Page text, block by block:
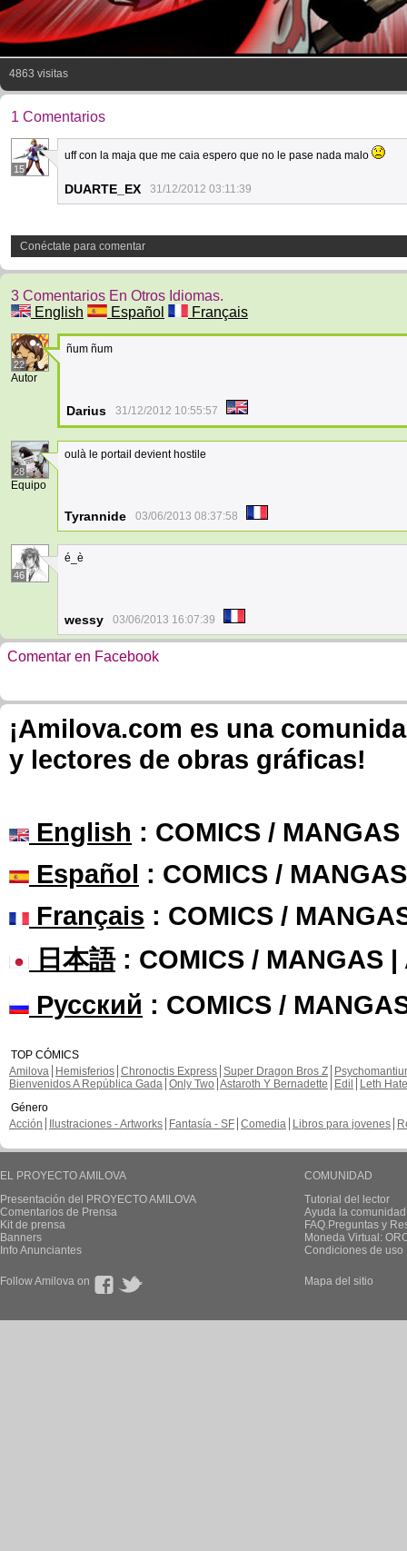
4863 visitas
1 Comentarios
15
uff con la maja que me caia espero que no le pase nada malo
DUARTE_EX 31/12/2012 03:11:39
Conéctate para comentar
3 Comentarios En Otros Idiomas.
English
Español Français
22
Autor
ñum ñum
Darius 31/12/2012 10:55:57
28
Equipo
oulà le portail devient hostile
Tyrannide 03/06/2013 08:37:58
46
é_è
wessy 03/06/2013 16:07:39
Comentar en Facebook
¡Amilova.com es una
y lectores de obras gráficas!
English : COMICS /
Español : COMICS /
Français : COMICS /
日本語: COMICS / MANGAS |
Русский : COMICS /
TOP CÓMICS
Amilova
Hemisferios Chronoctis Express Super Dragon Bros Z
Bienvenidos A República Gada Only Two Astaroth Y Bernadette Edil
Leth Hate
Género
Acción
Ilustraciones - Artworks Fantasía - SF Comedia Libros para jovenes
EL PROYECTO AMILOVA
Presentación del PROYECTO AMILOVA
Comentarios de Prensa
Kit de prensa
Banners
Info Anunciantes
COMUNIDAD
Tutorial del lector
Ayuda la
FAQ.Preguntas y
Moneda Virtual:
Condiciones de uso
Follow Amilova on Mapa del sitio